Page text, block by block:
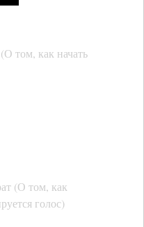
том, как начать
(О том, как
голос)